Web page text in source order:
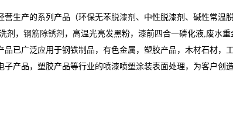
营生产的系列产品（环保无苯脱漆剂 、中性脱漆剂、碱性常温
剂， 钢筋除锈剂 ，高温光亮发黑粉，漆前四合一磷化液,废水
品已广泛应用于钢铁制品，有色金属，塑胶产品，木材石材，
子产品，塑胶产品等行业的喷漆喷塑涂装表面处理，为客户创